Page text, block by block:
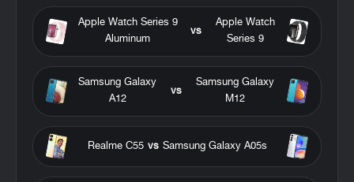
Apple Watch
Series 9
vs
Apple Watch Series 9
Aluminum
Samsung Galaxy
M12
vs
Samsung Galaxy
A12
Samsung Galaxy A05s
vs
Realme C55